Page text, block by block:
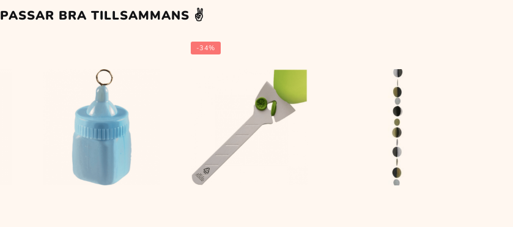
PASSAR BRA TILLSAMMANS ✌️
-34%